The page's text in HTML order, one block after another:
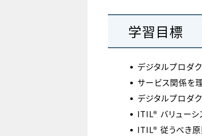
学習目標
デジタルプロダ
サービス関係を
デジタルプロダ
ITIL® バリューシ
ITIL® 従うべき